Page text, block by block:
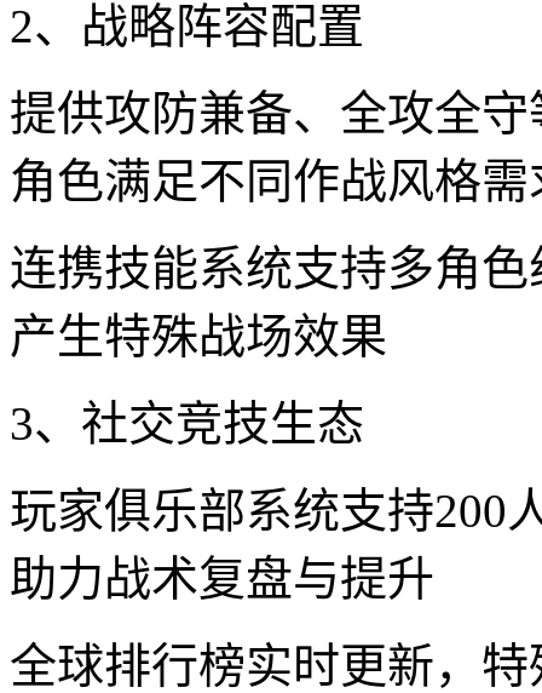
2、战略阵容配置
提供攻防兼备、全攻全
角色满足不同作战风格需
连携技能系统支持多角
产生特殊战场效果
3、社交竞技生态
玩家俱乐部系统支持200
助力战术复盘与提升
全球排行榜实时更新，